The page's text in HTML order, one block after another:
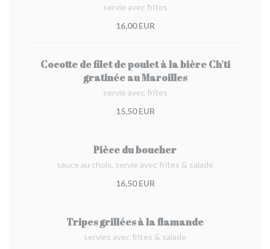
servie avec frites
16,00 EUR
Cocotte de filet de poulet à la bière Ch'ti
gratinée au Maroilles
servie avec frites
15,50 EUR
Pièce du boucher
sauce au choix, servie avec frites & salade
16,50 EUR
Tripes grillées à la flamande
servies avec frites & salade